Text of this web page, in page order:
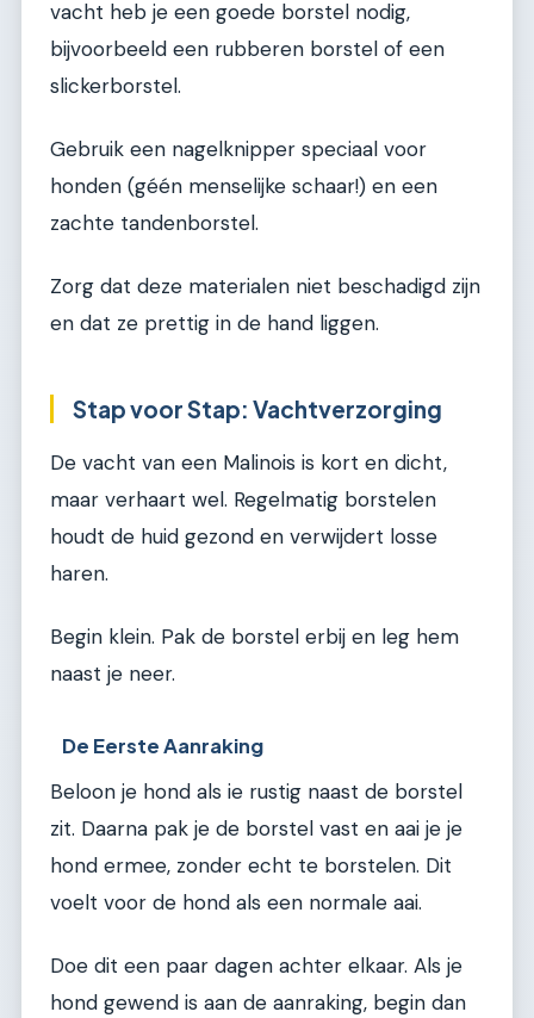
vacht heb je een goede borstel nodig,
bijvoorbeeld een rubberen borstel of een
slickerborstel.
Gebruik een nagelknipper speciaal voor
honden (géén menselijke schaar!) en een
zachte tandenborstel.
Zorg dat deze materialen niet beschadigd zijn
en dat ze prettig in de hand liggen.
Stap voor Stap: Vachtverzorging
De vacht van een Malinois is kort en dicht,
maar verhaart wel. Regelmatig borstelen
houdt de huid gezond en verwijdert losse
haren.
Begin klein. Pak de borstel erbij en leg hem
naast je neer.
De Eerste Aanraking
Beloon je hond als ie rustig naast de borstel
zit. Daarna pak je de borstel vast en aai je je
hond ermee, zonder echt te borstelen. Dit
voelt voor de hond als een normale aai.
Doe dit een paar dagen achter elkaar. Als je
hond gewend is aan de aanraking, begin dan